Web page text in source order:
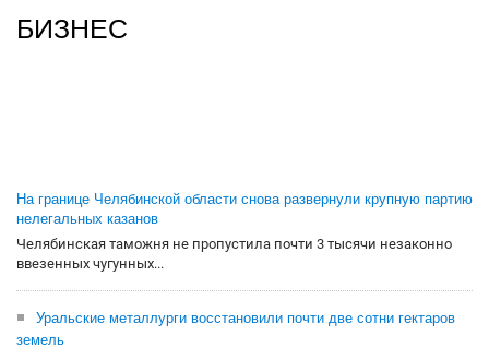
БИЗНЕС
На границе Челябинской области снова развернули крупную партию
нелегальных казанов
Челябинская таможня не пропустила почти 3 тысячи незаконно
ввезенных чугунных...
Уральские металлурги восстановили почти две сотни гектаров
земель